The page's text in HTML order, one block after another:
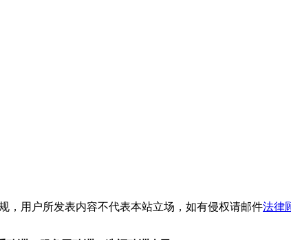
，用户所发表内容不代表本站立场，如有侵权请邮件法律